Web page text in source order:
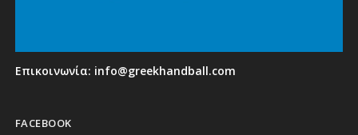
Επικοινωνία: info@greekhandball.com
FACEBOOK